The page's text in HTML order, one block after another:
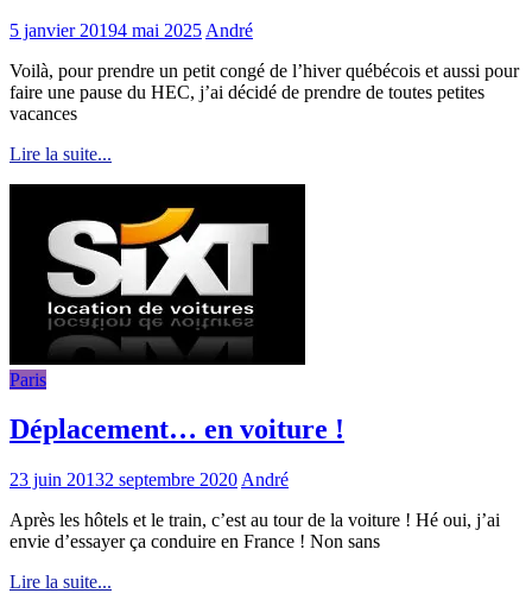
5 janvier 20194 mai 2025 André
Voilà, pour prendre un petit congé de l’hiver québécois et aussi pour
faire une pause du HEC, j’ai décidé de prendre de toutes petites
vacances
Lire la suite...
Paris
Déplacement… en voiture !
23 juin 20132 septembre 2020 André
Après les hôtels et le train, c’est au tour de la voiture ! Hé oui, j’ai
envie d’essayer ça conduire en France ! Non sans
Lire la suite...